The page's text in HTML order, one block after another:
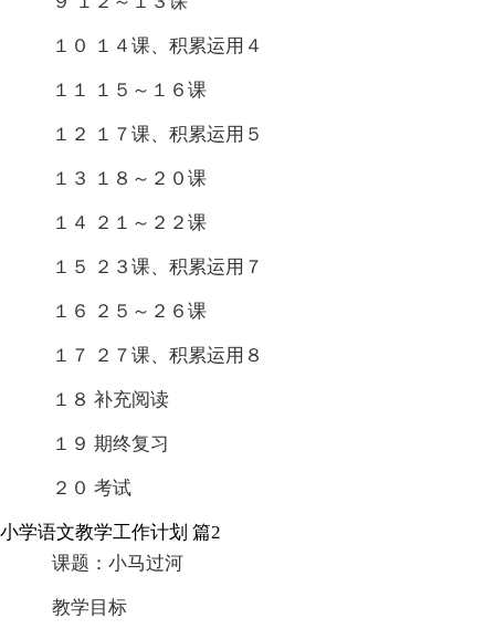
１０ １４课、积累运用４
１１ １５～１６课
１２ １７课、积累运用５
１３ １８～２０课
１４ ２１～２２课
１５ ２３课、积累运用７
１６ ２５～２６课
１７ ２７课、积累运用８
１８ 补充阅读
１９ 期终复习
２０ 考试
小学语文教学工作计划 篇2
课题：小马过河
教学目标